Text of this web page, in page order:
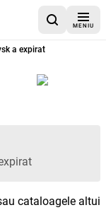
MENIU
-
a expirat
cataloagele altui